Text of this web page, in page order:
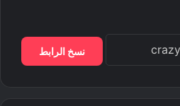
نسخ الرابط